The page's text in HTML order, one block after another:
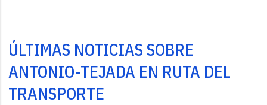
ÚLTIMAS NOTICIAS SOBRE
ANTONIO-TEJADA EN RUTA DEL
TRANSPORTE